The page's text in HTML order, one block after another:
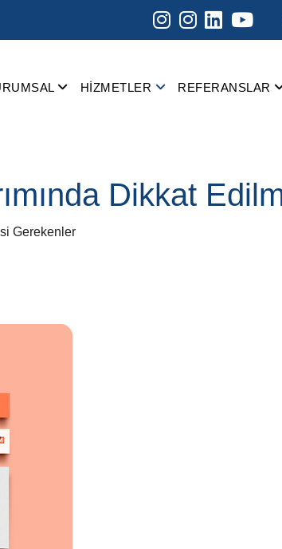
HİZMETLER REFERANSLAR
Dikkat
Gerekenler